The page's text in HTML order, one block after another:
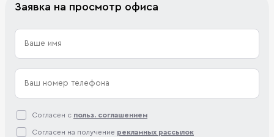
Заявка на просмотр офиса
Согласен с польз. соглашением
Согласен на получение рекламных рассылок